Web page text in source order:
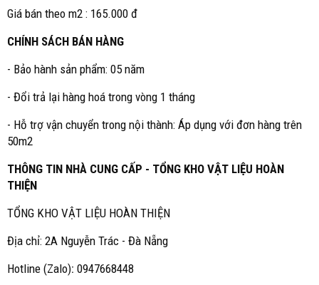
Giá bán theo m2 : 165.000 đ
CHÍNH SÁCH BÁN HÀNG
- Bảo hành sản phẩm: 05 năm
- Đổi trả lại hàng hoá trong vòng 1 tháng
- Hỗ trợ vận chuyển trong nội thành: Áp dụng với đơn hàng trên
50m2
THÔNG TIN NHÀ CUNG CẤP - TỔNG KHO VẬT LIỆU HOÀN
THIỆN
TỔNG KHO VẬT LIỆU HOÀN THIỆN
Địa chỉ: 2A Nguyễn Trác - Đà Nẵng
Hotline (Zalo): 0947668448